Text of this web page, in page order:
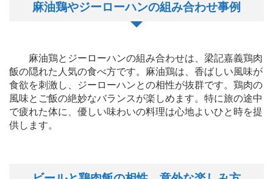
麻油鶏やジーローハンの組み合わせ事例
麻油鶏とジーローハンの組み合わせは、梁記嘉義鶏肉
飯の隠れた人気の食べ方です。麻油鶏は、香ばしい風味が
食欲を刺激し、ジーローハンとの相性が抜群です。鶏肉の
風味とご飯の絶妙なバランスが楽しめます。特に旅の途中
で疲れた体に、優しい味わいの料理は心地よいひと時を提
供します。